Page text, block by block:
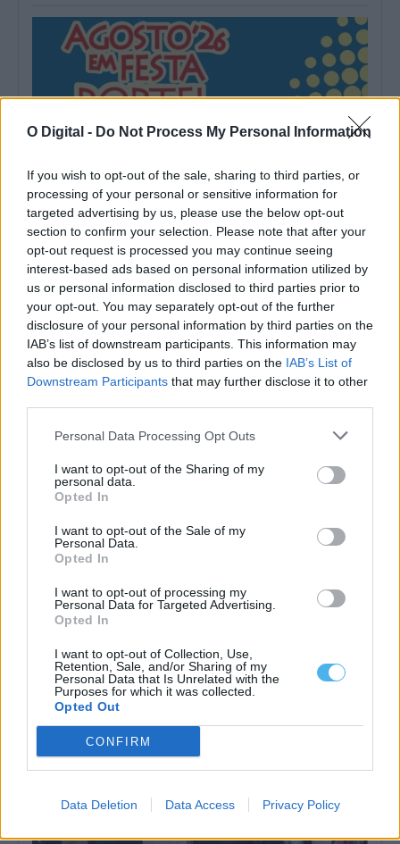
O Digital - Do Not Process My Personal Information
If you wish to opt-out of the sale, sharing to third parties, or
processing of your personal or sensitive information for
targeted advertising by us, please use the below opt-out
section to confirm your selection. Please note that after your
opt-out request is processed you may continue seeing
interest-based ads based on personal information utilized by
us or personal information disclosed to third parties prior to
your opt-out. You may separately opt-out of the further
disclosure of your personal information by third parties on the
IAB’s list of downstream participants. This information may
also be disclosed by us to third parties on the IAB’s List of
Downstream Participants that may further disclose it to other
Personal Data Processing Opt Outs
I want to opt-out of the Sharing of my
personal data.
Opted In
I want to opt-out of the Sale of my
Personal Data.
Opted In
I want to opt-out of processing my
Personal Data for Targeted Advertising.
Opted In
I want to opt-out of Collection, Use,
Retention, Sale, and/or Sharing of my
Personal Data that Is Unrelated with the
Purposes for which it was collected.
Opted Out
CONFIRM
Data Deletion Data Access Privacy Policy
Portel inicia hoje «Agosto em Festa» com Festival Internacional
de Folclore
O XXVIII Festival Internacional de Folclore decorre entre esta
sexta-feira, 7 de agosto, e...
7 Agosto, 2026 - 16:15
em Portel
A exposição de pintura «Num Tempo de Regresso», da autoria
de Manuel Casa Branca,...